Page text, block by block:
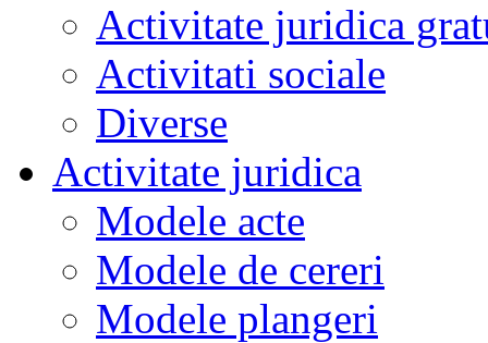
Activitate juridica
Activitati sociale
Diverse
Activitate juridica
Modele acte
Modele de cereri
Modele plangeri